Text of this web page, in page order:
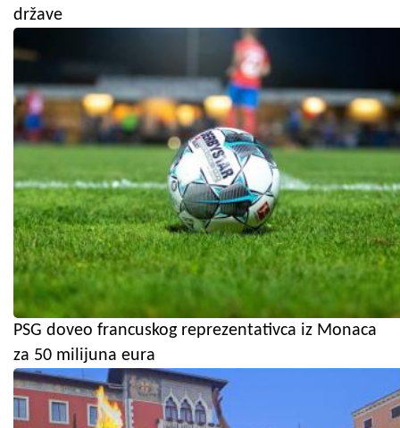
države
PSG doveo francuskog reprezentativca iz Monaca
za 50 milijuna eura